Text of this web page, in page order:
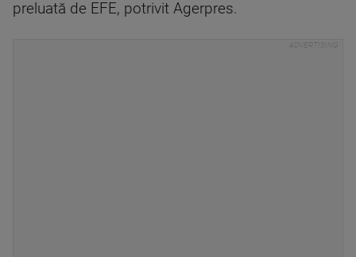
preluată de EFE, potrivit Agerpres.